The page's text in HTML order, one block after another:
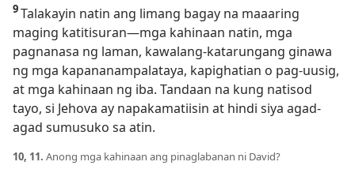
9Talakayin natin ang limang bagay na maaaring
maging katitisuran—mga kahinaan natin, mga
pagnanasa ng laman, kawalang-katarungang ginawa
ng mga kapananampalataya, kapighatian o pag-uusig,
at mga kahinaan ng iba. Tandaan na kung natisod
tayo, si Jehova ay napakamatiisin at hindi siya agad-
agad sumusuko sa atin.
10, 11. Anong mga kahinaan ang pinaglabanan ni David?